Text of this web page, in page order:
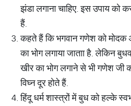
झंडा लगाना चाहिए. इस उपाय को
हैं.
कहते हैं कि भगवान गणेश को मोदक
का भोग लगाया जाताा है. लेकिन
खीर का भोग लगाने से भी गणेश जी
विघ्न दूर होते हैं.
हिंदू धर्म शास्त्रों में बुध को हल्के